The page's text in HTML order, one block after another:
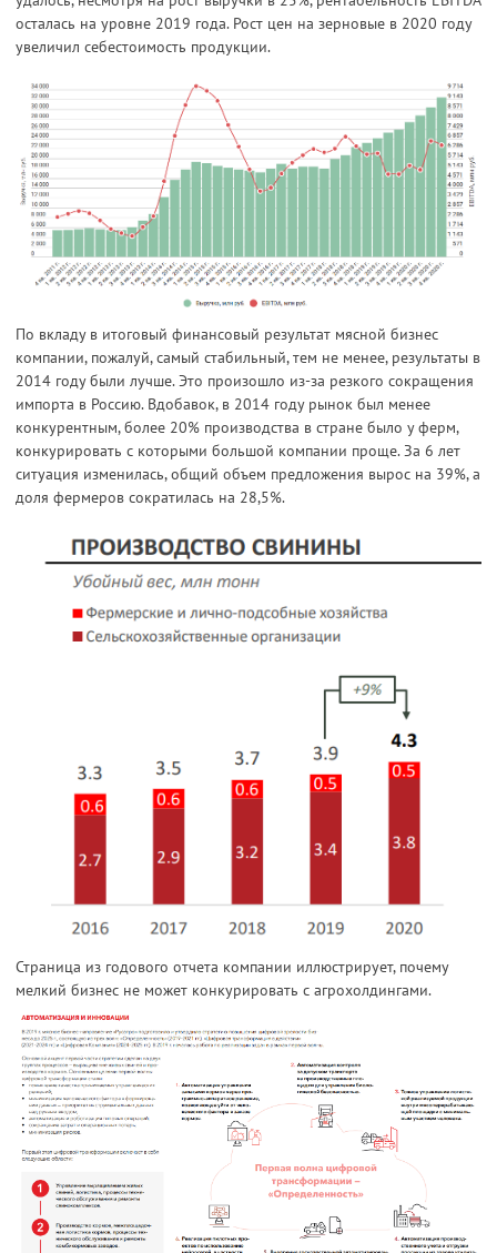
осталась на уровне 2019 года. Рост цен на зерновые в 2020 году
увеличил себестоимость продукции.
По вкладу в итоговый финансовый результат мясной бизнес
компании, пожалуй, самый стабильный, тем не менее, результаты в
2014 году были лучше. Это произошло из-за резкого сокращения
импорта в Россию. Вдобавок, в 2014 году рынок был менее
конкурентным, более 20% производства в стране было у ферм,
конкурировать с которыми большой компании проще. За 6 лет
ситуация изменилась, общий объем предложения вырос на 39%, а
доля фермеров сократилась на 28,5%.
Страница из годового отчета компании иллюстрирует, почему
мелкий бизнес не может конкурировать с агрохолдингами.